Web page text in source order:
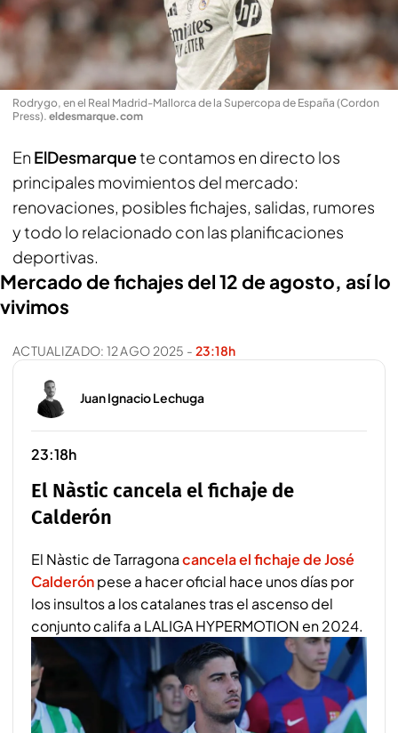
Rodrygo, en el Real Madrid-Mallorca de la Supercopa de España (Cordon
Press). eldesmarque.com
En ElDesmarquete contamos en directo los
principales movimientos del mercado:
renovaciones, posibles fichajes, salidas, rumores
y todo lo relacionado con las planificaciones
deportivas.
Mercado de fichajes del 12 de agosto, así lo
vivimos
ACTUALIZADO: 12 AGO 2025 - 23:18h
Juan Ignacio Lechuga
23:18h
El Nàstic cancela el fichaje de
Calderón
El Nàstic de Tarragonacancela el fichaje de José
Calderónpese a hacer oficial hace unos días por
los insultos a los catalanes tras el ascenso del
conjunto califa a LALIGA HYPERMOTION en 2024.